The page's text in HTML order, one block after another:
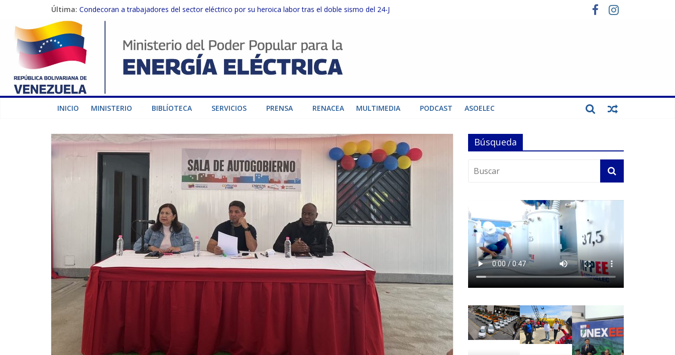
Última: Condecoran a trabajadores del sector eléctrico por su heroica labor tras el doble sismo del 24-J
Gobierno Nacional coordina acciones con el sector privado para fortalecer el SEN ante el «Súper Niño»
Inspeccionan trabajos de rehabilitación en instalaciones del SEN en Carabobo
Gobierno Nacional activa plan preventivo para fortalecer el SEN ante el fenómeno de El Niño
Termocarabobo recupera el 50% de su capacidad de generación para fortalecer el SEN
INICIO MINISTERIO BIBLÍOTECA SERVICIOS PRENSA RENACEA MULTIMEDIA PODCAST ASOELEC
Búsqueda